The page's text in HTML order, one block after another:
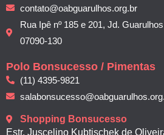
contato@oabguarulhos.org.br
Rua Ipê nº 185 e 201, Jd.
07090-130
Polo Bonsucesso / Pimentas
(11) 4395-9821
Shopping Bonsucesso
Estr. Juscelino Kubtischek de